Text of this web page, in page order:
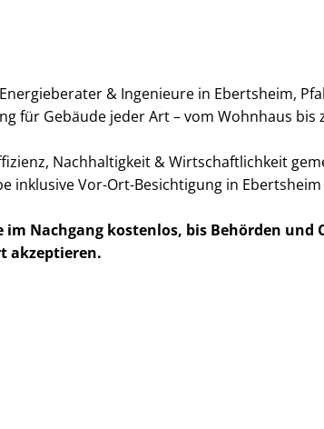
& Ingenieure in Ebertsheim,
für Gebäude jeder Art – vom Wohnhaus bis
Nachhaltigkeit & Wirt­schaft­lich­keit
inklusive Vor-Ort-Besichtigung in
im Nachgang kostenlos, bis Behörden und
akzeptieren.